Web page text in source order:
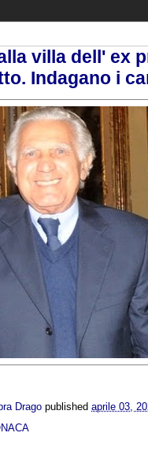
villa dell' ex
Indagano i
Drago published aprile 03,